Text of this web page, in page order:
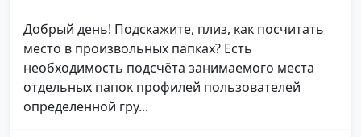
Добрый день! Подскажите, плиз, как посчитать
место в произвольных папках? Есть
необходимость подсчёта занимаемого места
отдельных папок профилей пользователей
определённой гру...